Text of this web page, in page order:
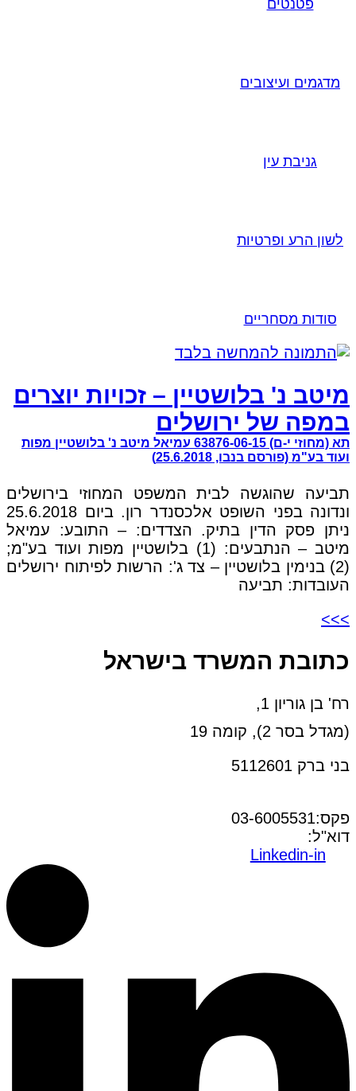
פטנטים
מדגמים ועיצובים
גניבת עין
לשון הרע ופרטיות
סודות מסחריים
מיטב נ' בלושטיין – זכויות יוצרים
במפה של ירושלים
תא (מחוזי י-ם) 63876-06-15 עמיאל מיטב נ' בלושטיין מפות
ועוד בע"מ (פורסם בנבו, 25.6.2018)
תביעה שהוגשה לבית המשפט המחוזי בירושלים
ונדונה בפני השופט אלכסנדר רון. ביום 25.6.2018
ניתן פסק הדין בתיק. הצדדים: – התובע: עמיאל
מיטב – הנתבעים: (1) בלושטיין מפות ועוד בע"מ;
(2) בנימין בלושטיין – צד ג': הרשות לפיתוח ירושלים
העובדות: תביעה
>>>
כתובת המשרד בישראל
רח' בן גוריון 1,
(מגדל בסר 2), קומה 19
בני ברק 5112601
פקס:03-6005531
דוא"ל:
Linkedin-in